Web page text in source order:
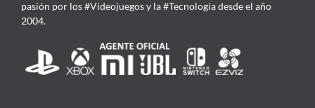
pasión por los #Videojuegos y la #Tecnología desde el año
2004.